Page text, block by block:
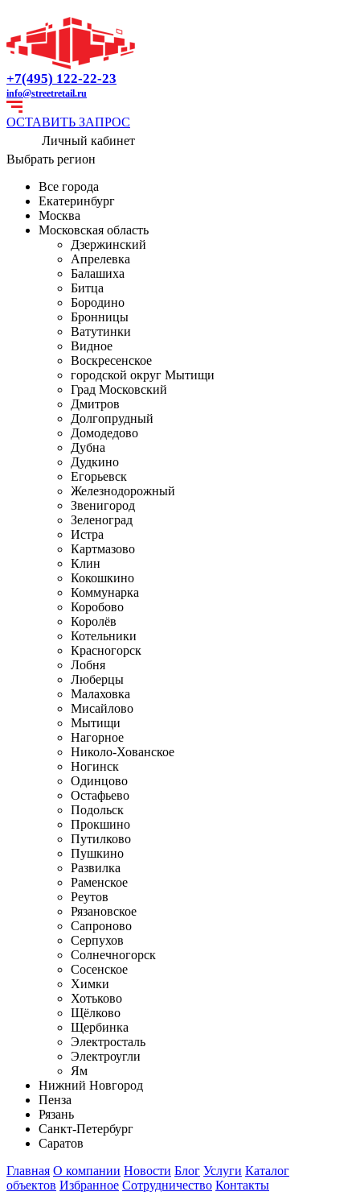
+7(495) 122-22-23
info@streetretail.ru
ОСТАВИТЬ ЗАПРОС
Личный кабинет
Выбрать регион
Все города
Екатеринбург
Москва
Московская область
Дзержинский
Апрелевка
Балашиха
Битца
Бородино
Бронницы
Ватутинки
Видное
Воскресенское
городской округ Мытищи
Град Московский
Дмитров
Долгопрудный
Домодедово
Дубна
Дудкино
Егорьевск
Железнодорожный
Звенигород
Зеленоград
Истра
Картмазово
Клин
Кокошкино
Коммунарка
Коробово
Королёв
Котельники
Красногорск
Лобня
Люберцы
Малаховка
Мисайлово
Мытищи
Нагорное
Николо-Хованское
Ногинск
Одинцово
Остафьево
Подольск
Прокшино
Путилково
Пушкино
Развилка
Раменское
Реутов
Рязановское
Сапроново
Серпухов
Солнечногорск
Сосенское
Химки
Хотьково
Щёлково
Щербинка
Электросталь
Электроугли
Ям
Нижний Новгород
Пенза
Рязань
Санкт-Петербург
Саратов
Главная О компании Новости Блог Услуги Каталог
объектов Избранное Сотрудничество Контакты